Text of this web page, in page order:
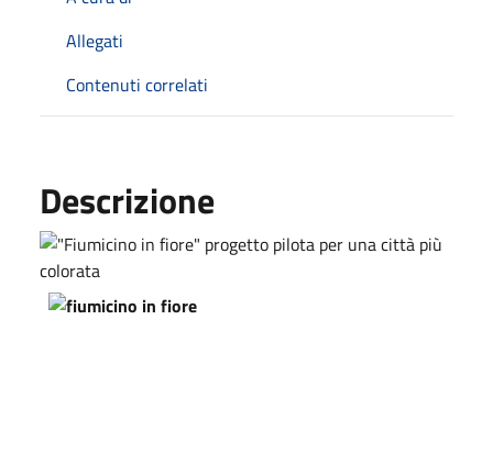
Allegati
Contenuti correlati
Descrizione